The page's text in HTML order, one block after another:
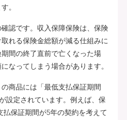
。
認です。収入保障保険は、保険
れる保険金総額が減る仕組みに
間の終了直前で亡くなった場
なってしまう場合があります。
商品には「最低支払保証期間
設定されています。例えば、保
保証期間が5年の契約を考えて